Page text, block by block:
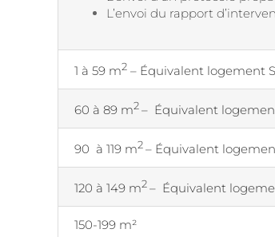
L’envoi du rapport
1 à 59 m2 – Équivalent logement
60 à 89 m2 – Équivalent
90 à 119 m2 – Équivalent
120 à 149 m2 – Équivalent
150-199 m²